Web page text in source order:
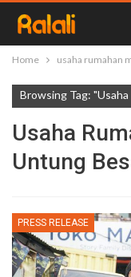
Home usaha rumahan
Browsing Tag:
Usaha
Untung
PRESS RELEASE